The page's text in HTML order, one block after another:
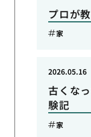
プロが
家
古くな
験記
2026.05.16
家